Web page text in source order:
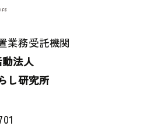
業務受託機関
法人
し研究所